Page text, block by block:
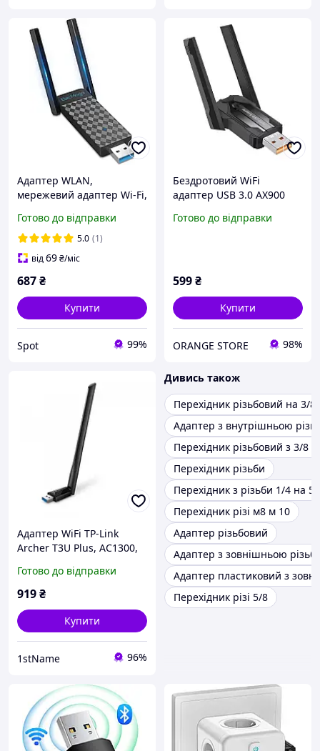
Адаптер WLAN,
мережевий адаптер Wi-Fi,
USB 3.0, 1300 Мбіт/с, ПК,
2,4 ГГц/5,8 ГГц, Amazon,
Німеччина
Готово до відправки
5.0 (1)
від69₴/міс
687₴
Купити
Spot 99%
Бездротовий WiFi
адаптер USB 3.0 AX900
для ПК та ноутбука,
Готово до відправки
599₴
Купити
ORANGE STORE 98%
Адаптер WiFi TP-Link
Archer T3U Plus, AC1300,
Mbps at 2.4 GHz SPEC: 1×
High Ga (Archer
Готово до відправки
919₴
Купити
1stName 96%
Дивись також
Перехідник різьбовий на 3/8
Адаптер з внутрішньою
Перехідник різьбовий з 3/8
Перехідник різьби
Перехідник з різьби 1/4 на
Перехідник різі м8 м 10
Адаптер різьбовий
Адаптер з зовнішньою
Адаптер пластиковий з
Перехідник різі 5/8